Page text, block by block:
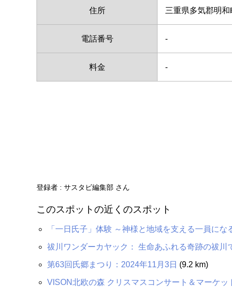
住所 三重県多気郡明
電話番号 -
料金 -
登録者 : サスタビ編集部 さん
このスポットの近くのスポット
「一日氏子」体験 ～神様と地域を支える一員にな
祓川ワンダーカヤック： 生命あふれる奇跡の祓川
第63回氏郷まつり：2024年11月3日 (9.2 km)
VISON北欧の森 クリスマスコンサート＆マーケッ